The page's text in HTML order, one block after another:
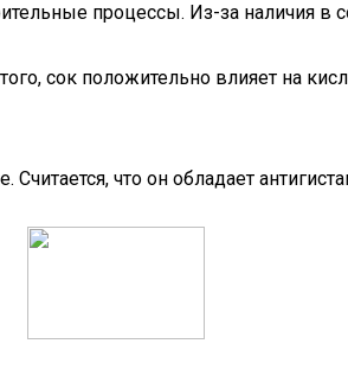
процессы. Из-за наличия в
сок положительно влияет на
что он обладает